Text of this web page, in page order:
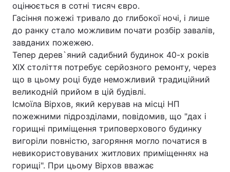
Головна Війна
Україна Політика
оцінюється в сотні тисяч євро.
Гасіння пожежі тривало до глибокої ночі, і лише
до ранку стало можливим почати розбір завалів,
завданих пожежею.
Тепер дерев`яний садибний будинок 40-х років
ХIХ століття потребує серйозного ремонту, через
що в цьому році буде неможливий традиційний
великодній прийом в цій будівлі.
Ісмоїла Вірхов, який керував на місці НП
пожежними підрозділами, повідомив, що "дах і
горищні приміщення триповерхового будинку
вигоріли повністю, загоряння могло початися в
невикористовуваних житлових приміщеннях на
горищі". При цьому Вірхов вважає